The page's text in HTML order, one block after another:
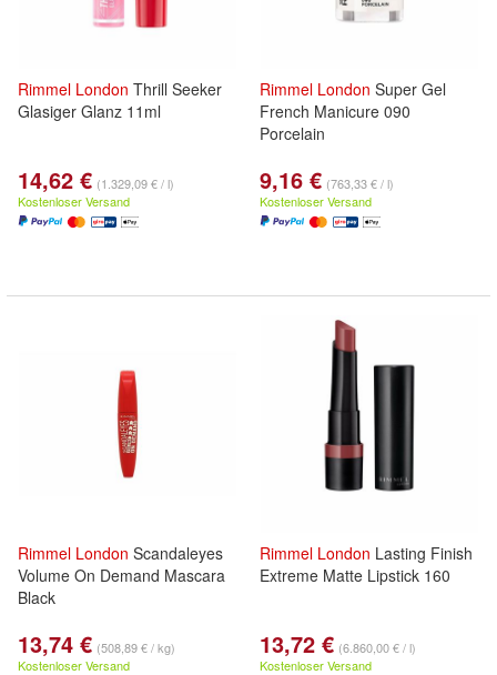
Rimmel London Thrill Seeker
Glasiger Glanz 11ml
14,62 € (1.329,09 € / l)
Kostenloser Versand
Rimmel London Super Gel
French Manicure 090
Porcelain
9,16 € (763,33 € / l)
Kostenloser Versand
Rimmel London Scandaleyes
Volume On Demand Mascara
Black
13,74 € (508,89 € / kg)
Kostenloser Versand
Rimmel London Lasting Finish
Extreme Matte Lipstick 160
13,72 € (6.860,00 € / l)
Kostenloser Versand